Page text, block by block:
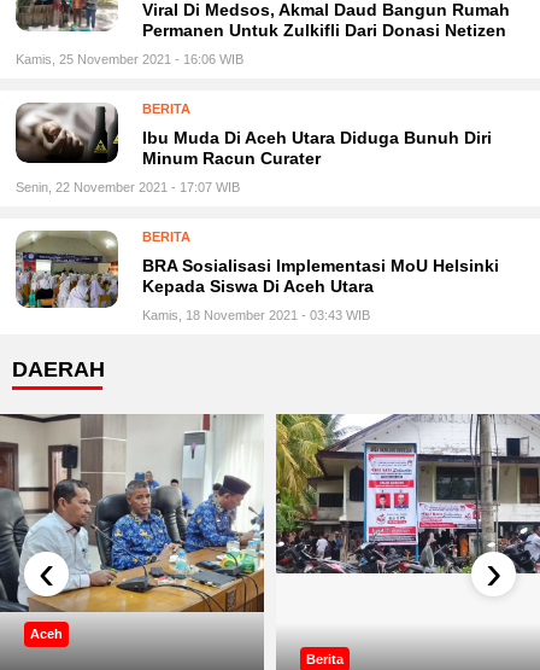
Viral Di Medsos, Akmal Daud Bangun Rumah
Permanen Untuk Zulkifli Dari Donasi Netizen
Kamis, 25 November 2021 - 16:06 WIB
BERITA
Ibu Muda Di Aceh Utara Diduga Bunuh Diri
Minum Racun Curater
Senin, 22 November 2021 - 17:07 WIB
BERITA
BRA Sosialisasi Implementasi MoU Helsinki
Kepada Siswa Di Aceh Utara
Kamis, 18 November 2021 - 03:43 WIB
DAERAH
Aceh
Berita
‹ ›